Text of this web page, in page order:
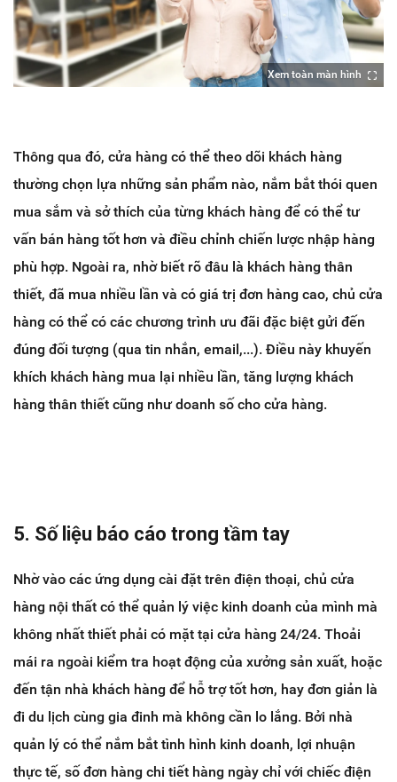
Xem toàn màn hình
Thông qua đó, cửa hàng có thể theo dõi khách hàng
thường chọn lựa những sản phẩm nào, nắm bắt thói quen
mua sắm và sở thích của từng khách hàng để có thể tư
vấn bán hàng tốt hơn và điều chỉnh chiến lược nhập hàng
phù hợp. Ngoài ra, nhờ biết rõ đâu là khách hàng thân
thiết, đã mua nhiều lần và có giá trị đơn hàng cao, chủ cửa
hàng có thể có các chương trình ưu đãi đặc biệt gửi đến
đúng đối tượng (qua tin nhắn, email,...). Điều này khuyến
khích khách hàng mua lại nhiều lần, tăng lượng khách
hàng thân thiết cũng như doanh số cho cửa hàng.
5. Số liệu báo cáo trong tầm tay
Nhờ vào các ứng dụng cài đặt trên điện thoại, chủ cửa
hàng nội thất có thể quản lý việc kinh doanh của mình mà
không nhất thiết phải có mặt tại cửa hàng 24/24. Thoải
mái ra ngoài kiểm tra hoạt động của xưởng sản xuất, hoặc
đến tận nhà khách hàng để hỗ trợ tốt hơn, hay đơn giản là
đi du lịch cùng gia đinh mà không cần lo lắng. Bởi nhà
quản lý có thể nắm bắt tình hình kinh doanh, lợi nhuận
thực tế, số đơn hàng chi tiết hàng ngày chỉ với chiếc điện